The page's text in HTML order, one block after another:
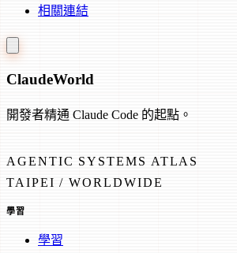
相關連結
ClaudeWorld
開發者精通 Claude Code 的起點。
AGENTIC SYSTEMS ATLAS
TAIPEI / WORLDWIDE
學習
學習